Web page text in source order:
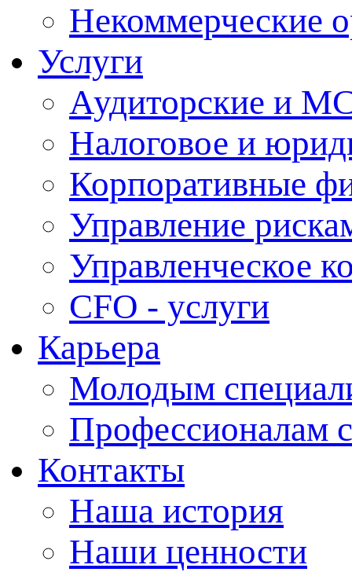
Некоммерческие
Услуги
Аудиторские и
Налоговое и
Корпоративные
Управление
Управленческое
CFO - услуги
Карьера
Молодым
Профессионалам
Контакты
Наша история
Наши ценности